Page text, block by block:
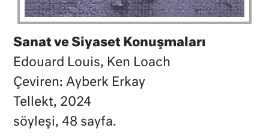
Sanat ve Siyaset Konuşmaları
Edouard Louis, Ken Loach
Çeviren: Ayberk Erkay
Tellekt, 2024
söyleşi, 48 sayfa.